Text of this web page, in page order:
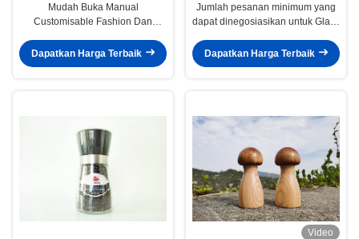
Mudah Buka Manual
Customisable Fashion Dan
untuk Semua Jenis Rempah-
Dapatkan Harga Terbaik
Jumlah pesanan minimum yang
dapat dinegosiasikan untuk Glass
Perasa Meja
Dapatkan Harga Terbaik
Video